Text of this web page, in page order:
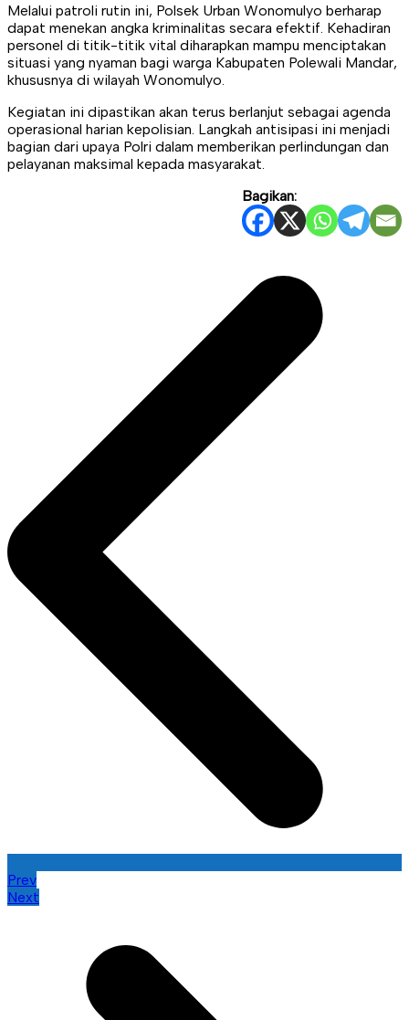
Melalui patroli rutin ini, Polsek Urban Wonomulyo berharap
dapat menekan angka kriminalitas secara efektif. Kehadiran
personel di titik-titik vital diharapkan mampu menciptakan
situasi yang nyaman bagi warga Kabupaten Polewali Mandar,
khususnya di wilayah Wonomulyo.
​Kegiatan ini dipastikan akan terus berlanjut sebagai agenda
operasional harian kepolisian. Langkah antisipasi ini menjadi
bagian dari upaya Polri dalam memberikan perlindungan dan
pelayanan maksimal kepada masyarakat.
Bagikan:
Prev
Next